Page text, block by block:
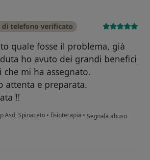
di telefono verificato
quale fosse il problema, già
ho avuto dei grandi benefici
che mi ha assegnato.
attenta e preparata.
!!
Asd, Spinaceto • fisioterapia • secondo l'opinione
Segnala abuso